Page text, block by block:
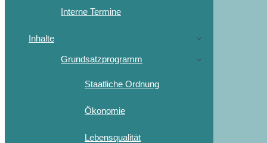
Interne Termine
Inhalte
Grundsatzprogramm
Staatliche Ordnung
Ökonomie
Lebensqualität